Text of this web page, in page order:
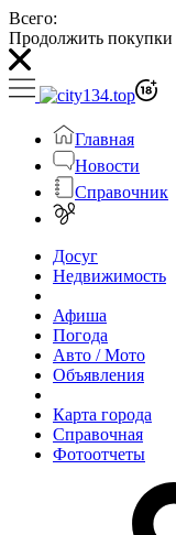
Всего:
Продолжить покупки
Главная
Новости
Справочник
Досуг
Недвижимость
Афиша
Погода
Авто / Мото
Объявления
Карта города
Справочная
Фотоотчеты